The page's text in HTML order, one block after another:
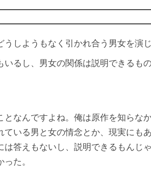
しようもなく引かれ合う男女を演じ
いるし、男女の関係は説明できるも
となんですよね。俺は原作を知らな
いる男と女の情念とか、現実にも
は答えもないし、説明できるもんじ
た。